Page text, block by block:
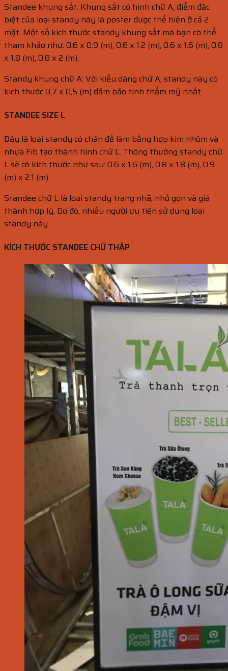
Standee khung sắt: Khung sắt có hình chữ A, điểm đặc
biệt của loại standy này là poster được thể hiện ở cả 2
mặt. Một số kích thước standy khung sắt mà bạn có thể
tham khảo như: 0.6 x 0.9 (m), 0.6 x 1.2 (m), 0.6 x 1.6 (m), 0.8
x 1.8 (m), 0.8 x 2 (m).
Standy khung chữ A: Với kiểu dáng chữ A, standy này có
kích thước 0,7 x 0,5 (m) đảm bảo tính thẩm mỹ nhất.
STANDEE SIZE L
Đây là loại standy có chân đế làm bằng hợp kim nhôm và
nhựa Fib tạo thành hình chữ L. Thông thường standy chữ
L sẽ có kích thước như sau: 0.6 x 1.6 (m), 0.8 x 1.8 (m), 0.9
(m) x 2.1 (m).
Standee chữ L là loại standy trang nhã, nhỏ gọn và giá
thành hợp lý. Do đó, nhiều người ưu tiên sử dụng loại
standy này.
KÍCH THƯỚC STANDEE CHỮ THẬP